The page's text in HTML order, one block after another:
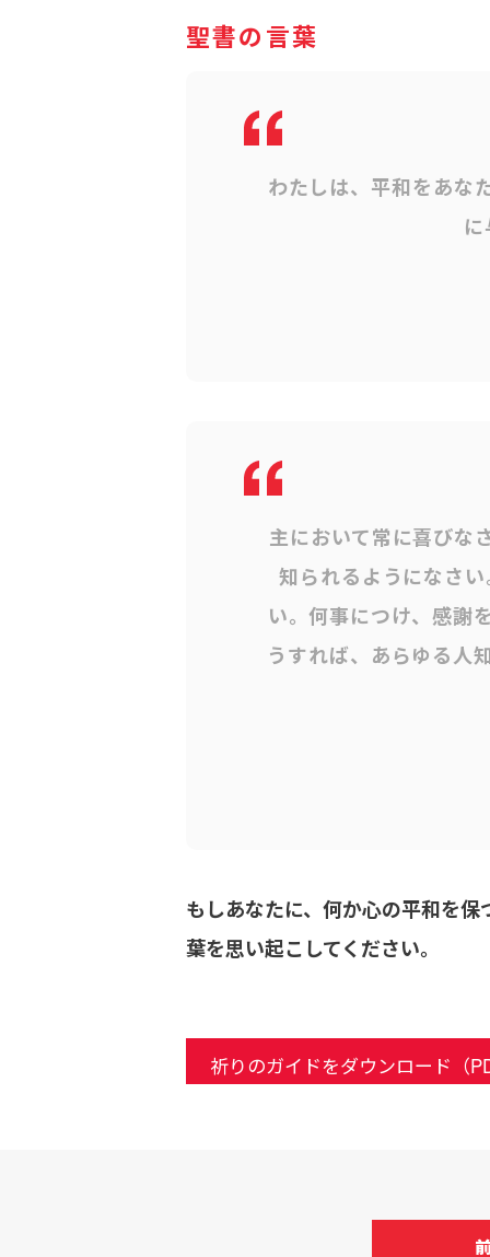
聖書の言葉
わたしは、平和をあな
主において常に喜びな
知られるようになさ
い。何事につけ、感謝
うすれば、あらゆる人
もしあなたに、何か心の平和を
葉を思い起こしてください。
祈りのガイドをダウンロード（